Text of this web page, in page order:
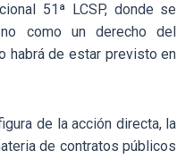
51ª LCSP, donde se
no como un derecho del
habrá de estar previsto en
de la acción directa, la
de contratos públicos